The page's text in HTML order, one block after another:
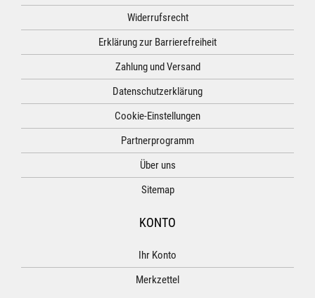
Widerrufsrecht
Erklärung zur Barrierefreiheit
Zahlung und Versand
Datenschutzerklärung
Cookie-Einstellungen
Partnerprogramm
Über uns
Sitemap
KONTO
Ihr Konto
Merkzettel